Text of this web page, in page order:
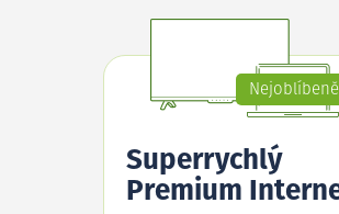
Superrychlý
Premium